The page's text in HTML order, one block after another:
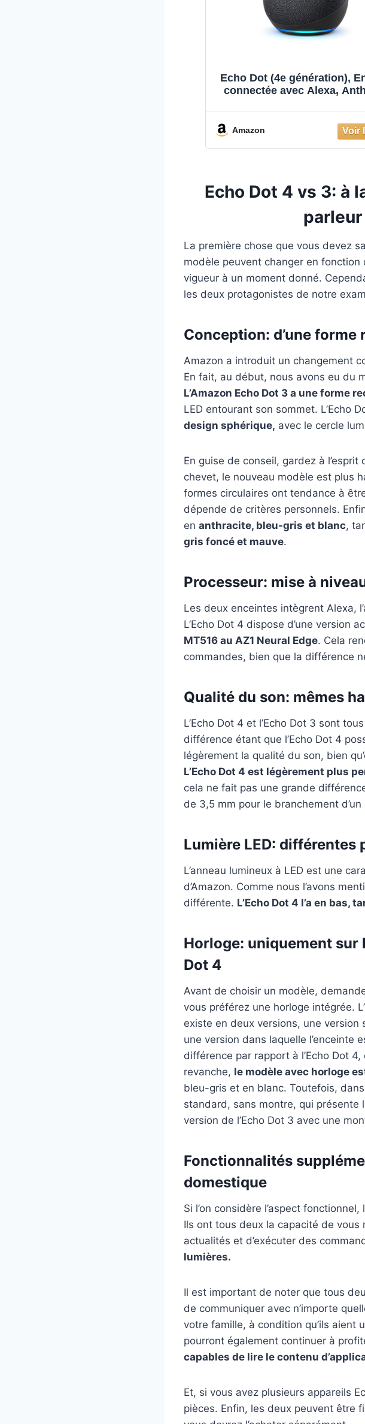
Echo Dot (4e génération),
connectée avec Alexa,
Amazon
Echo Dot 4 vs 3: à
La première chose que vous devez
modèle peuvent changer en
vigueur à un moment donné.
les deux protagonistes de notre
Conception: d’une
Amazon a introduit un changement
En fait, au début, nous avons eu du
L’Amazon Echo Dot 3 a une forme
LED entourant son sommet. L’Echo
design sphérique, avec le cercle
En guise de conseil, gardez à
chevet, le nouveau modèle est plus
formes circulaires ont tendance à
dépende de critères personnels.
en anthracite, bleu-gris et blanc,
gris foncé et mauve.
Processeur: mise à
Les deux enceintes intègrent Alexa,
L’Echo Dot 4 dispose d’une version
MT516 au AZ1 Neural Edge. Cela
commandes, bien que la différence
Qualité du son: mêmes
L’Echo Dot 4 et l’Echo Dot 3 sont
différence étant que l’Echo Dot 4
légèrement la qualité du son, bien
L’Echo Dot 4 est légèrement plus
cela ne fait pas une grande
de 3,5 mm pour le branchement d’un
Lumière LED: différentes
L’anneau lumineux à LED est une
d’Amazon. Comme nous l’avons
différente. L’Echo Dot 4 l’a en bas,
Horloge: uniquement sur
Dot 4
Avant de choisir un modèle,
vous préférez une horloge intégrée.
existe en deux versions, une version
une version dans laquelle l’enceinte
différence par rapport à l’Echo Dot
revanche, le modèle avec horloge
bleu-gris et en blanc. Toutefois,
standard, sans montre, qui présente
version de l’Echo Dot 3 avec une
Fonctionnalités
domestique
Si l’on considère l’aspect
Ils ont tous deux la capacité de
actualités et d’exécuter des
lumières.
Il est important de noter que tous
de communiquer avec n’importe
votre famille, à condition qu’ils aient
pourront également continuer à
capables de lire le contenu
Et, si vous avez plusieurs appareils
pièces. Enfin, les deux peuvent être